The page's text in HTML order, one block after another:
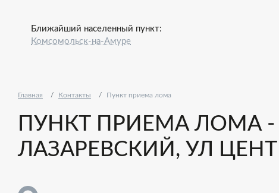
Ближайший населенный пункт:
Комсомольск-на-Амуре
Главная Контакты Пункт приема лома
ПУНКТ ПРИЕМА ЛОМА -
ЛАЗАРЕВСКИЙ, УЛ